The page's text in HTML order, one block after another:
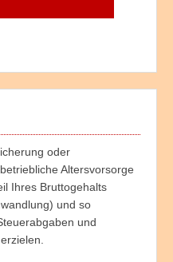
oder
Altersvorsorge
Ihres Bruttogehalts
und so
und